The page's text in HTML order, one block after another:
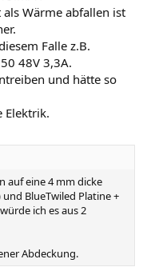
Wärme abfallen ist
Falle z.B.
48V 3,3A.
und hätte so
Elektrik.
auf eine 4 mm dicke
BlueTwiled Platine +
ich es aus 2
Abdeckung.